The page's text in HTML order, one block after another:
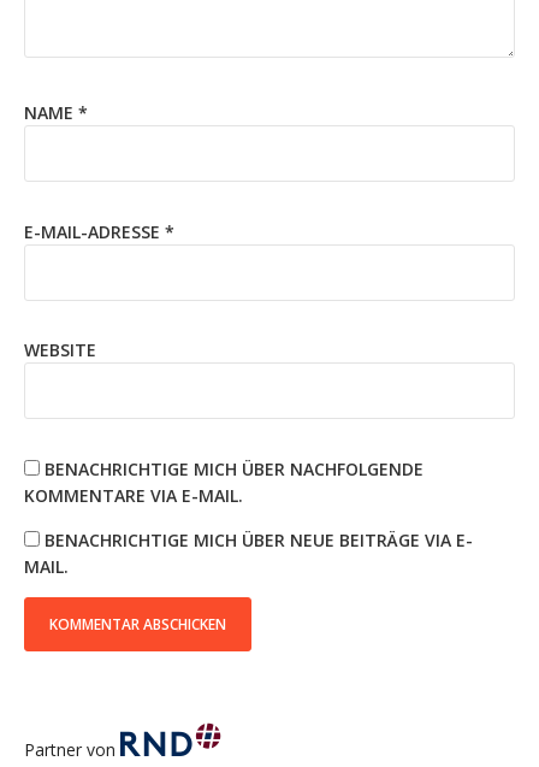
NAME *
E-MAIL-ADRESSE *
WEBSITE
BENACHRICHTIGE MICH ÜBER NACHFOLGENDE
KOMMENTARE VIA E-MAIL.
BENACHRICHTIGE MICH ÜBER NEUE BEITRÄGE VIA E-
MAIL.
Partner von